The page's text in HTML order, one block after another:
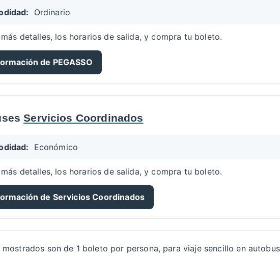
Ordinario
detalles, los horarios de salida, y compra tu boleto.
de PEGASSO
Servicios Coordinados
Económico
detalles, los horarios de salida, y compra tu boleto.
de Servicios Coordinados
son de 1 boleto por persona, para viaje sencillo en